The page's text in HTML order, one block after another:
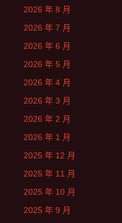
2026 年 8 月
2026 年 7 月
2026 年 6 月
2026 年 5 月
2026 年 4 月
2026 年 3 月
2026 年 2 月
2026 年 1 月
2025 年 12 月
2025 年 11 月
2025 年 10 月
2025 年 9 月